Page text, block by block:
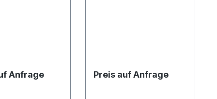
Anfrage Preis auf Anfrage